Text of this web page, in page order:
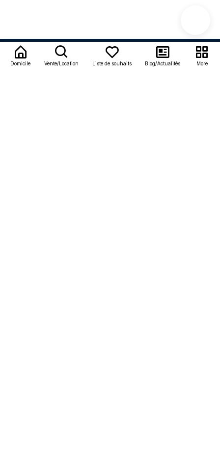
Domicile Vente/Location Liste de souhaits Blog/Actualités More
SETTINGS